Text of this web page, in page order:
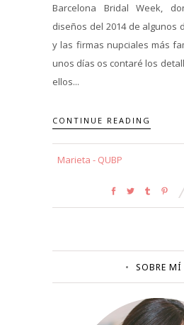
Barcelona Bridal Week,
diseños del 2014 de algunos
y las firmas nupciales más
unos días os contaré los
ellos...
CONTINUE READING
Marieta - QUBP
SOBRE MÍ